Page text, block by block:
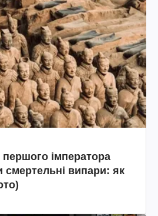
імператора
смертельні випари: як